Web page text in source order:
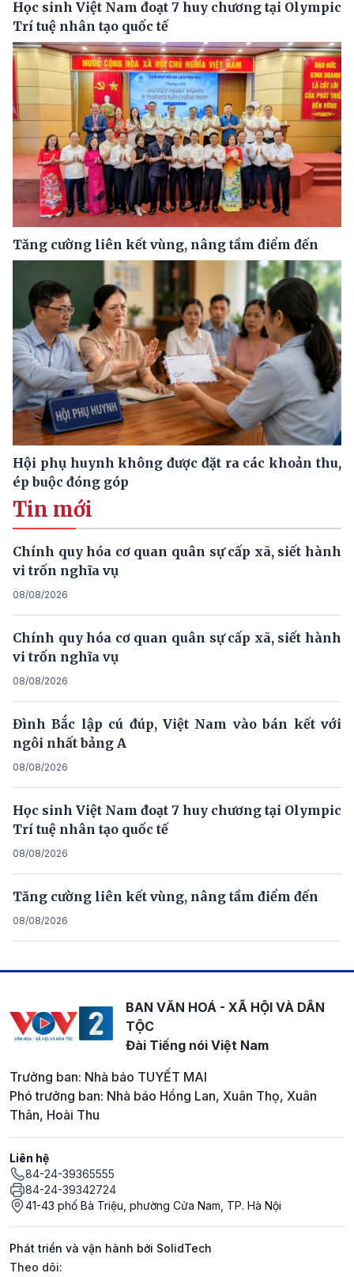
Học sinh Việt Nam đoạt 7 huy chương tại Olympic
Trí tuệ nhân tạo quốc tế
Tăng cường liên kết vùng, nâng tầm điểm đến
Hội phụ huynh không được đặt ra các khoản thu,
ép buộc đóng góp
Tin mới
Chính quy hóa cơ quan quân sự cấp xã, siết hành
vi trốn nghĩa vụ
08/08/2026
Chính quy hóa cơ quan quân sự cấp xã, siết hành
vi trốn nghĩa vụ
08/08/2026
Đình Bắc lập cú đúp, Việt Nam vào bán kết với
ngôi nhất bảng A
08/08/2026
Học sinh Việt Nam đoạt 7 huy chương tại Olympic
Trí tuệ nhân tạo quốc tế
08/08/2026
Tăng cường liên kết vùng, nâng tầm điểm đến
08/08/2026
BAN VĂN HOÁ - XÃ HỘI VÀ DÂN
TỘC
Đài Tiếng nói Việt Nam
Trưởng ban: Nhà báo TUYẾT MAI
Phó trưởng ban: Nhà báo Hồng Lan, Xuân Thọ, Xuân
Thân, Hoài Thu
Liên hệ
84-24-39365555
84-24-39342724
41-43 phố Bà Triệu, phường Cửa Nam, TP. Hà Nội
Phát triển và vận hành bởi SolidTech
Mạng xã hội
Theo dõi: